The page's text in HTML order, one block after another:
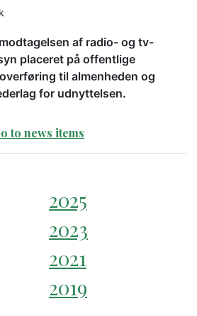
af radio- og tv-
placeret på offentlige
til almenheden og
for udnyttelsen.
to news items
2025
2023
2021
2019